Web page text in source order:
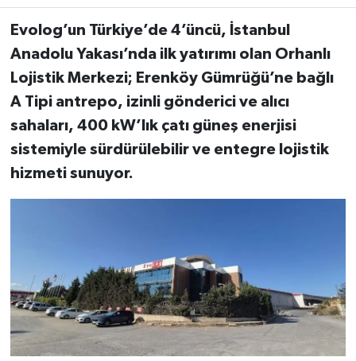
Evolog’un Türkiye’de 4’üncü, İstanbul
Anadolu Yakası’nda ilk yatırımı olan Orhanlı
Lojistik Merkezi; Erenköy Gümrüğü’ne bağlı
A Tipi antrepo, izinli gönderici ve alıcı
sahaları, 400 kW’lık çatı güneş enerjisi
sistemiyle sürdürülebilir ve entegre lojistik
hizmeti sunuyor.